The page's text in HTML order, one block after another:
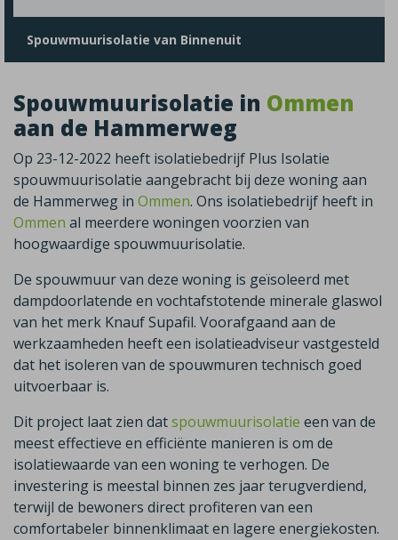
Spouwmuurisolatie van Binnenuit
Spouwmuurisolatie in Ommen
aan de Hammerweg
Op 23-12-2022 heeft isolatiebedrijf Plus Isolatie
spouwmuurisolatie aangebracht bij deze woning aan
de Hammerweg in Ommen. Ons isolatiebedrijf heeft in
Ommen al meerdere woningen voorzien van
hoogwaardige spouwmuurisolatie.
De spouwmuur van deze woning is geïsoleerd met
dampdoorlatende en vochtafstotende minerale glaswol
van het merk Knauf Supafil. Voorafgaand aan de
werkzaamheden heeft een isolatieadviseur vastgesteld
dat het isoleren van de spouwmuren technisch goed
uitvoerbaar is.
Dit project laat zien datspouwmuurisolatie een van de
meest effectieve en efficiënte manieren is om de
isolatiewaarde van een woning te verhogen. De
investering is meestal binnen zes jaar terugverdiend,
terwijl de bewoners direct profiteren van een
comfortabeler binnenklimaat en lagere energiekosten.